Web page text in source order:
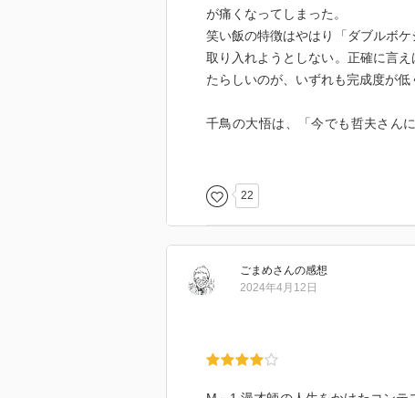
が痛くなってしまった。
笑い飯の特徴はやはり「ダブルボ
取り入れようとしない。正確に言
たらしいのが、いずれも完成度が低
千鳥の大悟は、「今でも哲夫さん
笑いの開拓者、唯一無二の存在。そ
計さん。「言い訳」がM-1の戦術
だ。第一回大会の2001年から休止
生を捧げた芸人たちの生きざまを
22
ごまめさんの感想
2024年4月12日